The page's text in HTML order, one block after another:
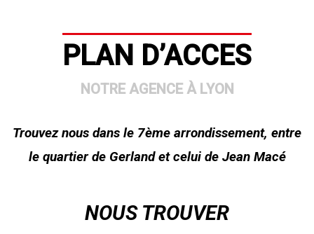
PLAN D’ACCES
NOTRE AGENCE À LYON
Trouvez nous dans le 7ème arrondissement, entre
le quartier de Gerland et celui de Jean Macé
NOUS TROUVER